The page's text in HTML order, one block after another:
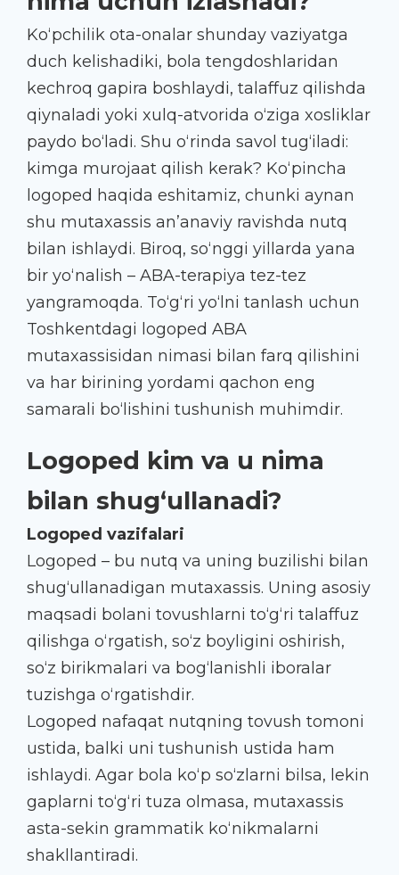
Ko‘pchilik ota-onalar shunday vaziyatga
duch kelishadiki, bola tengdoshlaridan
kechroq gapira boshlaydi, talaffuz qilishda
qiynaladi yoki xulq-atvorida o‘ziga xosliklar
paydo bo‘ladi. Shu o‘rinda savol tug‘iladi:
kimga murojaat qilish kerak? Ko‘pincha
logoped haqida eshitamiz, chunki aynan
shu mutaxassis an’anaviy ravishda nutq
bilan ishlaydi. Biroq, so‘nggi yillarda yana
bir yo‘nalish – ABA-terapiya tez-tez
yangramoqda. To‘g‘ri yo‘lni tanlash uchun
Toshkentdagi logoped ABA
mutaxassisidan nimasi bilan farq qilishini
va har birining yordami qachon eng
samarali bo‘lishini tushunish muhimdir.
Logoped kim va u nima
bilan shug‘ullanadi?
Logoped vazifalari
Logoped – bu nutq va uning buzilishi bilan
shug‘ullanadigan mutaxassis. Uning asosiy
maqsadi bolani tovushlarni to‘g‘ri talaffuz
qilishga o‘rgatish, so‘z boyligini oshirish,
so‘z birikmalari va bog‘lanishli iboralar
tuzishga o‘rgatishdir.
Logoped nafaqat nutqning tovush tomoni
ustida, balki uni tushunish ustida ham
ishlaydi. Agar bola ko‘p so‘zlarni bilsa, lekin
gaplarni to‘g‘ri tuza olmasa, mutaxassis
asta-sekin grammatik ko‘nikmalarni
shakllantiradi.